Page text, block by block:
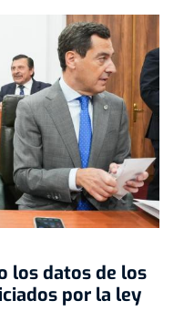
los datos de los
por la ley